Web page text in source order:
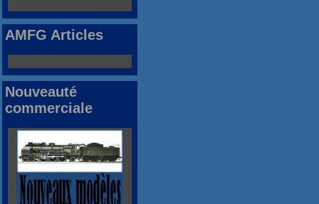
AMFG Articles
Nouveauté
commerciale